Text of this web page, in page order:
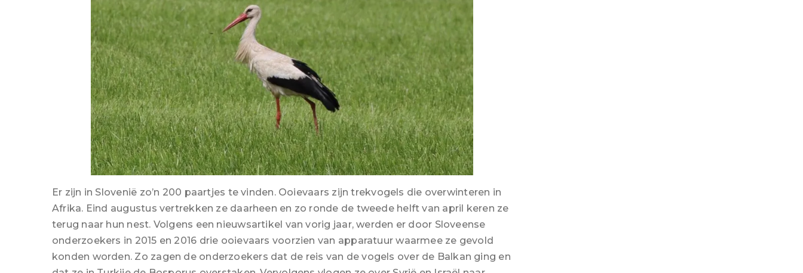
Er zijn in Slovenië zo’n 200 paartjes te vinden. Ooievaars zijn trekvogels die overwinteren in
Afrika. Eind augustus vertrekken ze daarheen en zo ronde de tweede helft van april keren ze
terug naar hun nest. Volgens een nieuwsartikel van vorig jaar, werden er door Sloveense
onderzoekers in 2015 en 2016 drie ooievaars voorzien van apparatuur waarmee ze gevold
konden worden. Zo zagen de onderzoekers dat de reis van de vogels over de Balkan ging en